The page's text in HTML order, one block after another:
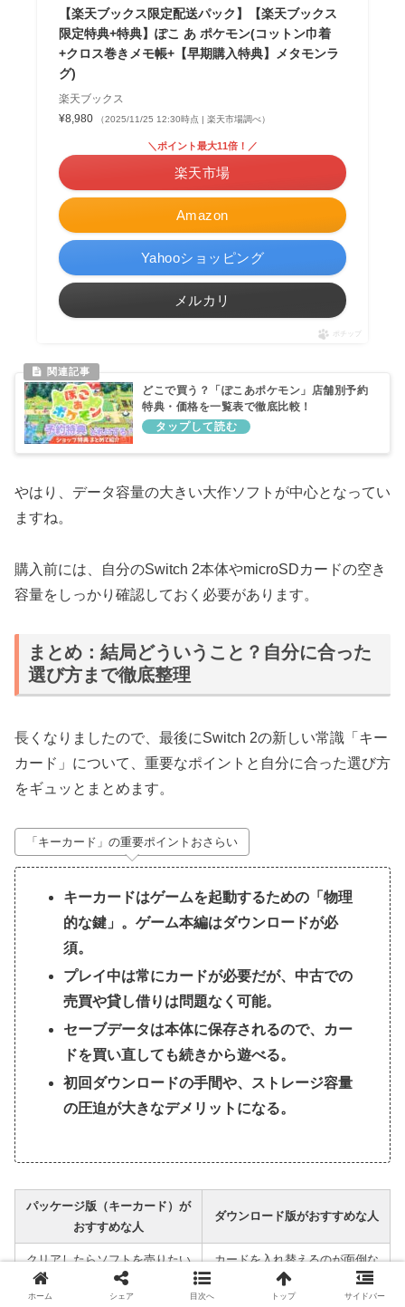
【楽天ブックス限定配送パック】【楽天ブックス
限定特典+特典】ぽこ あ ポケモン(コットン巾着
+クロス巻きメモ帳+【早期購入特典】メタモンラ
グ)
楽天ブックス
¥8,980
（2025/11/25 12:30時点 | 楽天市場調べ）
Amazon
＼ポイント最大11倍！／
楽天市場
Yahooショッピング
メルカリ
ポチップ
どこで買う？「ぽこあポケモン」店舗別予約
特典・価格を一覧表で徹底比較！
やはり、データ容量の大きい大作ソフトが中心となってい
ますね。
購入前には、自分のSwitch 2本体やmicroSDカードの空き
容量をしっかり確認しておく必要があります。
まとめ：結局どういうこと？自分に合った
選び方まで徹底整理
長くなりましたので、最後にSwitch 2の新しい常識「キー
カード」について、重要なポイントと自分に合った選び方
をギュッとまとめます。
「キーカード」の重要ポイントおさらい
キーカードはゲームを起動するための「物理
的な鍵」。ゲーム本編はダウンロードが必
須。
プレイ中は常にカードが必要だが、中古での
売買や貸し借りは問題なく可能。
セーブデータは本体に保存されるので、カー
ドを買い直しても続きから遊べる。
初回ダウンロードの手間や、ストレージ容量
の圧迫が大きなデメリットになる。
パッケージ版（キーカード）が
おすすめな人
ダウンロード版がおすすめな人
クリアしたらソフトを売りたい
人
カードを入れ替えるのが面倒な
人
ホーム シェア 目次へ トップ サイドバー